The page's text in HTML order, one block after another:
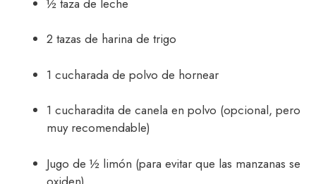
½ taza de leche
2 tazas de harina de trigo
1 cucharada de polvo de hornear
1 cucharadita de canela en polvo (opcional, pero
muy recomendable)
Jugo de ½ limón (para evitar que las manzanas se